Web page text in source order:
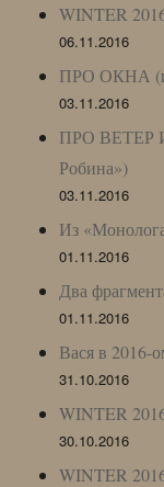
WINTER
06.11.2016
ПРО ОКНА
03.11.2016
ПРО ВЕТЕР
Робина»)
03.11.2016
Из
01.11.2016
Два
01.11.2016
Вася в 2016-
31.10.2016
WINTER
30.10.2016
WINTER